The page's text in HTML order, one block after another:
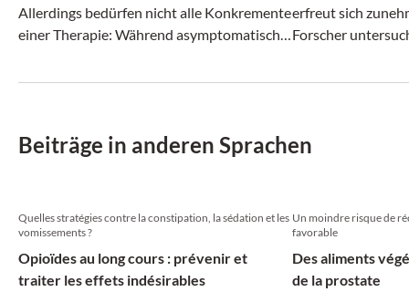
Allerdings bedürfen nicht alle Konkremente
einer Therapie: Während asymptomatische
erfreut sich
Forscher
Beiträge in anderen Sprachen
Quelles stratégies contre la constipation, la sédation et les
vomissements ?
Opioïdes au long cours : prévenir et
traiter les effets indésirables
Un moindre risque de
favorable
Des aliments
de la prostate